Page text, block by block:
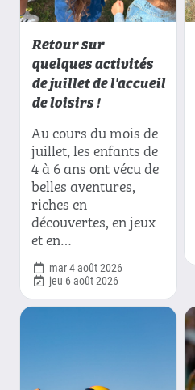
Retour sur
quelques activités
de juillet de l'accueil
de loisirs !
Au cours du mois de
juillet, les enfants de
4 à 6 ans ont vécu de
belles aventures,
riches en
découvertes, en jeux
et en…
mar 4 août 2026
jeu 6 août 2026